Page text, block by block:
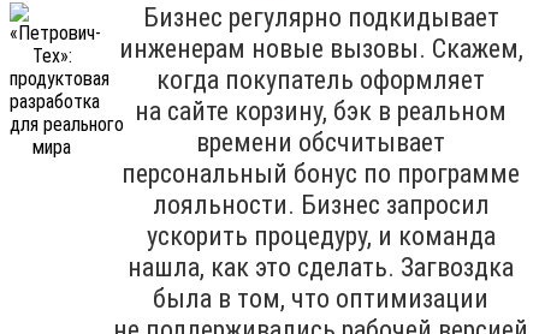
Бизнес регулярно подкидывает
инженерам новые вызовы. Скажем,
когда покупатель оформляет
на сайте корзину, бэк в реальном
времени обсчитывает
персональный бонус по программе
лояльности. Бизнес запросил
ускорить процедуру, и команда
нашла, как это сделать. Загвоздка
была в том, что оптимизации